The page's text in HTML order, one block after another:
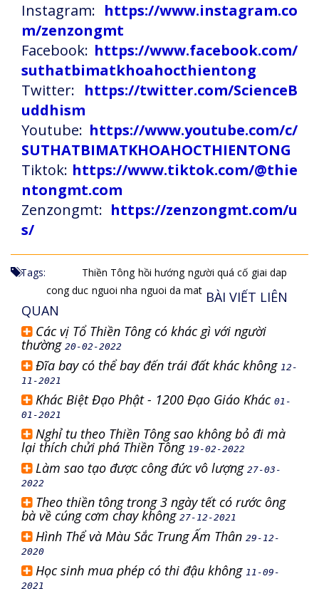
Instagram: https://www.instagram.co
m/zenzongmt
Facebook: https://www.facebook.com/
suthatbimatkhoahocthientong
Twitter: https://twitter.com/ScienceB
uddhism
Youtube: https://www.youtube.com/c/
SUTHATBIMATKHOAHOCTHIENTONG
Tiktok: https://www.tiktok.com/@thie
ntongmt.com
Zenzongmt: https://zenzongmt.com/u
s/
Tags: Thiền Tông hồi hướng người quá cố giai dap
cong duc nguoi nha nguoi da mat BÀI VIẾT LIÊN
QUAN
Các vị Tổ Thiền Tông có khác gì với người
thường 20-02-2022
Đĩa bay có thể bay đến trái đất khác không 12-
11-2021
Khác Biệt Đạo Phật - 1200 Đạo Giáo Khác 01-
01-2021
Nghỉ tu theo Thiền Tông sao không bỏ đi mà
lại thích chửi phá Thiền Tông 19-02-2022
Làm sao tạo được công đức vô lượng 27-03-
2022
Theo thiền tông trong 3 ngày tết có rước ông
bà về cúng cơm chay không27-12-2021
Hình Thể và Màu Sắc Trung Ấm Thân 29-12-
2020
Học sinh mua phép có thi đậu không 11-09-
2021